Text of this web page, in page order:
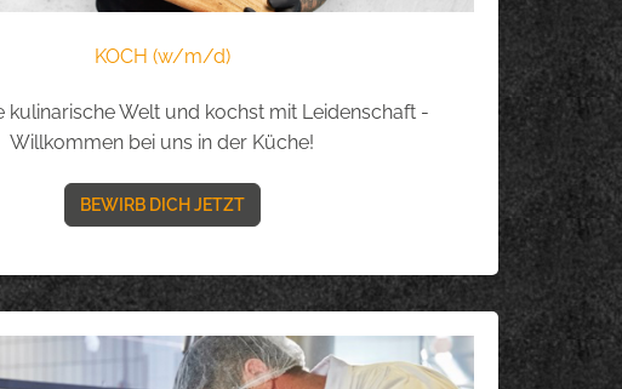
KOCH (w/m/d)
kulinarische Welt und kochst mit Leidenschaft -
Willkommen bei uns in der Küche!
BEWIRB DICH JETZT